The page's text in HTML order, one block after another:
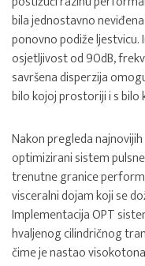
bila jednostavno
ponovno podiže
osjetljivost od 90dB,
savršena disperzija
bilo kojoj prostoriji i s
Nakon pregleda
optimizirani sistem
trenutne granice
visceralni dojam koji se
Implementacija OPT
hvaljenog cilindričnog
čime je nastao